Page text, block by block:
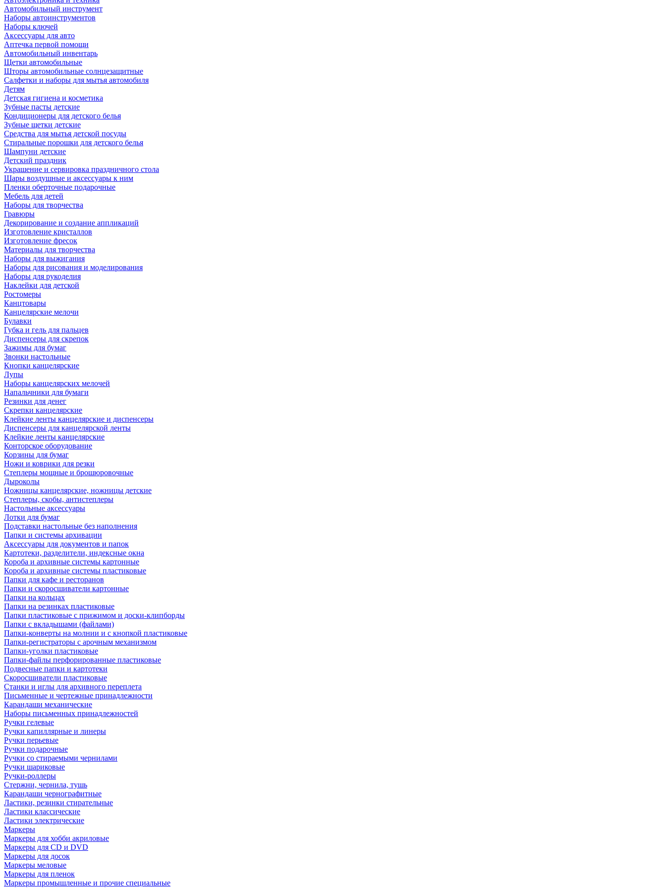
Автомобильный инструмент
Наборы автоинструментов
Наборы ключей
Аксессуары для авто
Аптечка первой помощи
Автомобильный инвентарь
Щетки автомобильные
Шторы автомобильные солнцезащитные
Салфетки и наборы для мытья автомобиля
Детям
Детская гигиена и косметика
Зубные пасты детские
Кондиционеры для детского белья
Зубные щетки детские
Средства для мытья детской посуды
Стиральные порошки для детского белья
Шампуни детские
Детский праздник
Украшение и сервировка праздничного стола
Шары воздушные и аксессуары к ним
Пленки оберточные подарочные
Мебель для детей
Наборы для творчества
Гравюры
Декорирование и создание аппликаций
Изготовление кристаллов
Изготовление фресок
Материалы для творчества
Наборы для выжигания
Наборы для рисования и моделирования
Наборы для рукоделия
Наклейки для детской
Ростомеры
Канцтовары
Канцелярские мелочи
Булавки
Губка и гель для пальцев
Диспенсеры для скрепок
Зажимы для бумаг
Звонки настольные
Кнопки канцелярские
Лупы
Наборы канцелярских мелочей
Напальчники для бумаги
Резинки для денег
Скрепки канцелярские
Клейкие ленты канцелярские и диспенсеры
Диспенсеры для канцелярской ленты
Клейкие ленты канцелярские
Конторское оборудование
Корзины для бумаг
Ножи и коврики для резки
Степлеры мощные и брошюровочные
Дыроколы
Ножницы канцелярские, ножницы детские
Степлеры, скобы, антистеплеры
Настольные аксессуары
Лотки для бумаг
Подставки настольные без наполнения
Папки и системы архивации
Аксессуары для документов и папок
Картотеки, разделители, индексные окна
Короба и архивные системы картонные
Короба и архивные системы пластиковые
Папки для кафе и ресторанов
Папки и скоросшиватели картонные
Папки на кольцах
Папки на резинках пластиковые
Папки пластиковые с прижимом и доски-клипборды
Папки с вкладышами (файлами)
Папки-конверты на молнии и с кнопкой пластиковые
Папки-регистраторы с арочным механизмом
Папки-уголки пластиковые
Папки-файлы перфорированные пластиковые
Подвесные папки и картотеки
Скоросшиватели пластиковые
Станки и иглы для архивного переплета
Письменные и чертежные принадлежности
Карандаши механические
Наборы письменных принадлежностей
Ручки гелевые
Ручки капиллярные и линеры
Ручки перьевые
Ручки подарочные
Ручки со стираемыми чернилами
Ручки шариковые
Ручки-роллеры
Стержни, чернила, тушь
Карандаши чернографитные
Ластики, резинки стирательные
Ластики классические
Ластики электрические
Маркеры
Маркеры для хобби акриловые
Маркеры для CD и DVD
Маркеры для досок
Маркеры меловые
Маркеры для пленок
Маркеры промышленные и прочие специальные